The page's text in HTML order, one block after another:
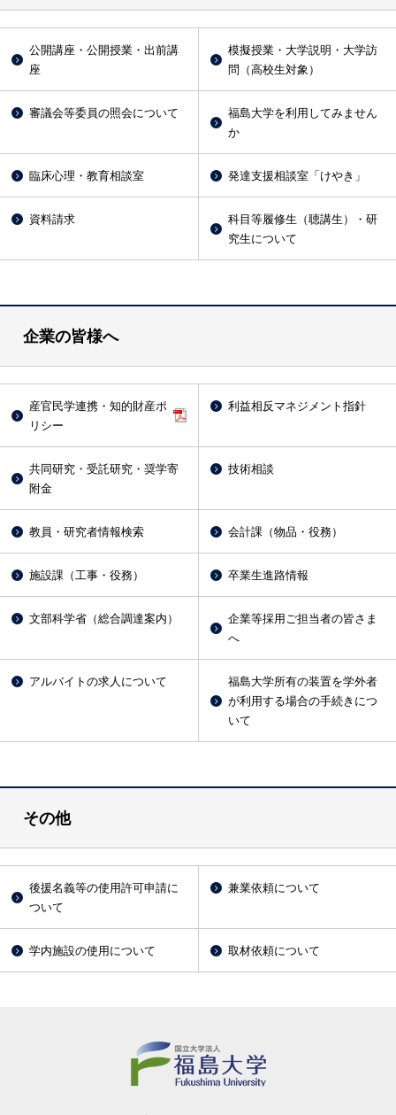
公開講座・公開授業・出前講
座
模擬授業・大学説明・大学訪
問（高校生対象）
審議会等委員の照会について
福島大学を利用してみません
か
臨床心理・教育相談室 発達支援相談室「けやき」
資料請求
科目等履修生（聴講生）・研
究生について
企業の皆様へ
産官民学連携・知的財産ポ
リシー
利益相反マネジメント指針
共同研究・受託研究・奨学寄
附金
技術相談
教員・研究者情報検索 会計課（物品・役務）
施設課（工事・役務） 卒業生進路情報
文部科学省（総合調達案内）
企業等採用ご担当者の皆さま
へ
アルバイトの求人について
福島大学所有の装置を学外者
が利用する場合の手続きにつ
いて
その他
後援名義等の使用許可申請に
ついて
兼業依頼について
学内施設の使用について 取材依頼について